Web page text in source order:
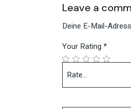
Leave a
Deine E-Mail-
Your Rating *